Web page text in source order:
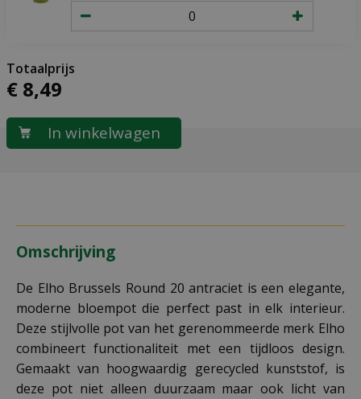
€ 8,49
Omschrijving
De Elho Brussels Round 20 antraciet is een elegante,
moderne bloempot die perfect past in elk interieur.
Deze stijlvolle pot van het gerenommeerde merk Elho
combineert functionaliteit met een tijdloos design.
Gemaakt van hoogwaardig gerecycled kunststof, is
deze pot niet alleen duurzaam maar ook licht van